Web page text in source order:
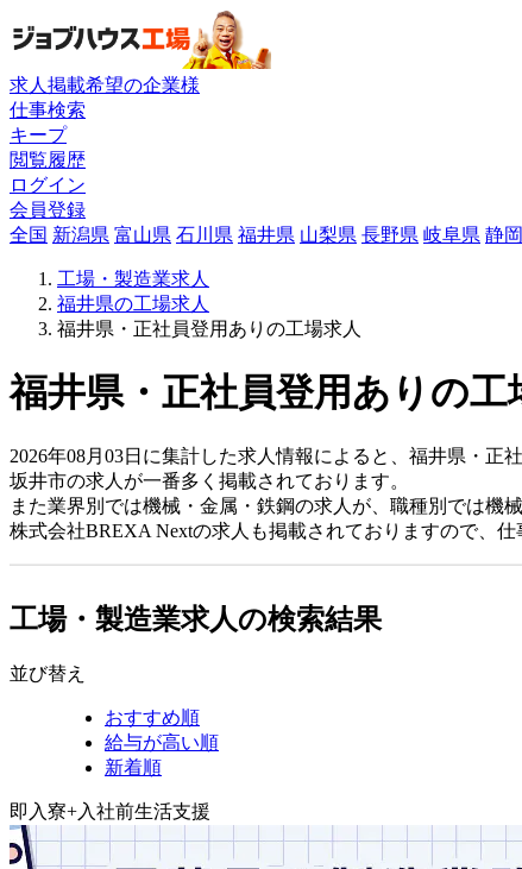
求人掲載希望の企業様
仕事検索
キープ
閲覧履歴
ログイン
会員登録
全国 新潟県 富山県 石川県 福井県 山梨県 長野県 岐阜県 静
工場・製造業求人
福井県の工場求人
福井県・正社員登用ありの工場求人
福井県・正社員登用ありの工
2026年08月03日に集計した求人情報によると、福井県・正
坂井市の求人が一番多く掲載されております。
また業界別では機械・金属・鉄鋼の求人が、職種別では機
株式会社BREXA Nextの求人も掲載されておりますので、
工場・製造業求人の検索結果
並び替え
おすすめ順
給与が高い順
新着順
即入寮+入社前生活支援